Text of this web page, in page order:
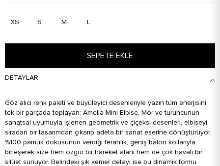
XS S M L
SEPETE EKLE
DETAYLAR
Göz alıcı renk paleti ve büyüleyici desenleriyle yazın tüm enerjisini
tek bir parçada toplayan: Amelia Mini Elbise. Mor ve turuncunun
sanatsal uyumuyla işlenen geometrik ve çiçeksi desenleri, elbiseyi
sıradan bir tasarımdan çıkarıp adeta bir sanat eserine dönüştürüyor.
%100 pamuk dokusunun verdiği ferahlık, geniş balon kollarıyla
birleşerek size hem özgür bir hareket alanı hem de çok havalı bir
silüet sunuyor. Belindeki şık kemer detayı ise bu dinamik formu